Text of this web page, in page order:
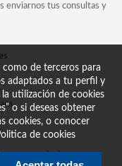
enviarnos tus consultas y
y suscripciones
de terceros para
adaptados a tu perfil y
utilización de cookies
o si deseas obtener
cookies, o conocer
de cookies